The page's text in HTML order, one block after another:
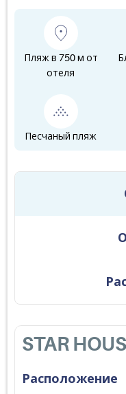
Пляж в 750 м от
отеля
Песчаный пляж
STAR
Расположение